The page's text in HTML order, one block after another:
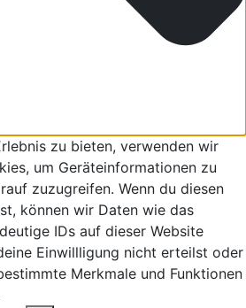
zu bieten, verwenden wir
um Geräteinformationen zu
zuzugreifen. Wenn du diesen
können wir Daten wie das
IDs auf dieser Website
Einwillligung nicht erteilst oder
Merkmale und Funktionen